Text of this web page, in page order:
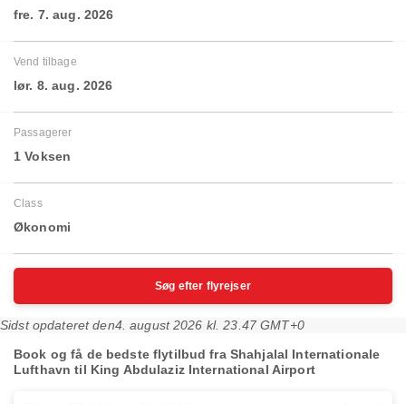
fre. 7. aug. 2026
Vend tilbage
lør. 8. aug. 2026
Passagerer
1 Voksen
Class
Økonomi
Søg efter flyrejser
Sidst opdateret den4. august 2026 kl. 23.47 GMT+0
Book og få de bedste flytilbud fra Shahjalal Internationale
Lufthavn til King Abdulaziz International Airport